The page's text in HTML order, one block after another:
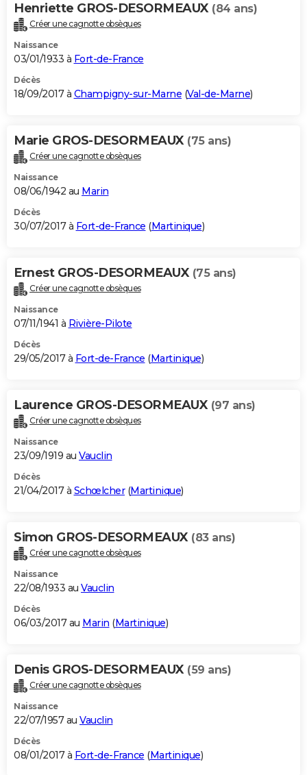
Henriette GROS-DESORMEAUX (84 ans)
Créer une cagnotte obsèques
Naissance
03/01/1933 à Fort-de-France
Décès
18/09/2017 à Champigny-sur-Marne (Val-de-Marne)
Marie GROS-DESORMEAUX (75 ans)
Créer une cagnotte obsèques
Naissance
08/06/1942 au Marin
Décès
30/07/2017 à Fort-de-France (Martinique)
Ernest GROS-DESORMEAUX (75 ans)
Créer une cagnotte obsèques
Naissance
07/11/1941 à Rivière-Pilote
Décès
29/05/2017 à Fort-de-France (Martinique)
Laurence GROS-DESORMEAUX (97 ans)
Créer une cagnotte obsèques
Naissance
23/09/1919 au Vauclin
Décès
21/04/2017 à Schœlcher(Martinique)
Simon GROS-DESORMEAUX (83 ans)
Créer une cagnotte obsèques
Naissance
22/08/1933 au Vauclin
Décès
06/03/2017 au Marin (Martinique)
Denis GROS-DESORMEAUX (59 ans)
Créer une cagnotte obsèques
Naissance
22/07/1957 au Vauclin
Décès
08/01/2017 à Fort-de-France (Martinique)